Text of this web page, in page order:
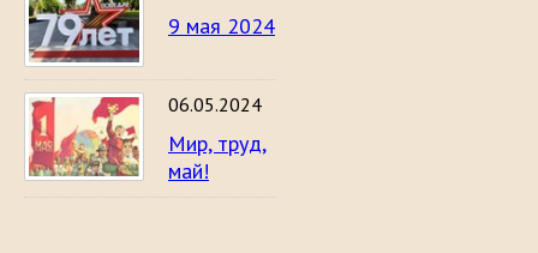
9 мая 2024
06.05.2024
Мир, труд,
май!